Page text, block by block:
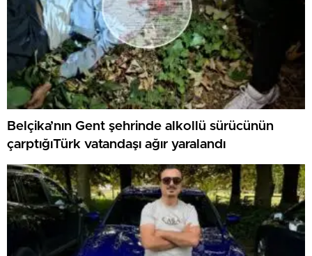
Belçika’nın Gent şehrinde alkollü sürücünün
çarptığıTürk vatandaşı ağır yaralandı